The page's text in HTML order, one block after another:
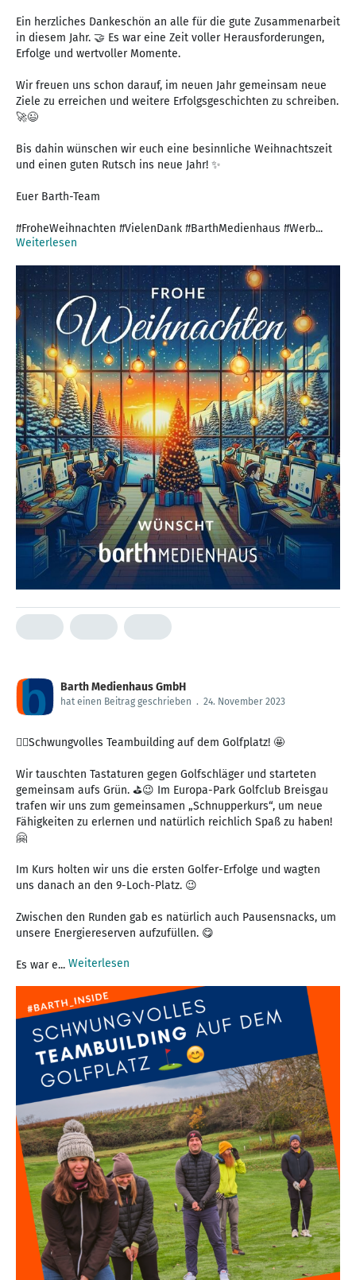
Ein herzliches Dankeschön an alle für die gute Zusammenarbeit
in diesem Jahr. 🤝 Es war eine Zeit voller Herausforderungen,
Erfolge und wertvoller Momente.
Wir freuen uns schon darauf, im neuen Jahr gemeinsam neue
Ziele zu erreichen und weitere Erfolgsgeschichten zu schreiben.
🚀😉
Bis dahin wünschen wir euch eine besinnliche Weihnachtszeit
und einen guten Rutsch ins neue Jahr! ✨
Euer Barth-Team
#FroheWeihnachten #VielenDank #BarthMedienhaus #Werb...
Weiterlesen
Barth Medienhaus GmbH
hat einen Beitrag geschrieben . 24. November 2023
🏌️‍♂️Schwungvolles Teambuilding auf dem Golfplatz! 🤩
Wir tauschten Tastaturen gegen Golfschläger und starteten
gemeinsam aufs Grün. ⛳️😉 Im Europa-Park Golfclub Breisgau
trafen wir uns zum gemeinsamen „Schnupperkurs“, um neue
Fähigkeiten zu erlernen und natürlich reichlich Spaß zu haben!
🤗
Im Kurs holten wir uns die ersten Golfer-Erfolge und wagten
uns danach an den 9-Loch-Platz. 😉
Zwischen den Runden gab es natürlich auch Pausensnacks, um
unsere Energiereserven aufzufüllen. 😋
Es war e... Weiterlesen